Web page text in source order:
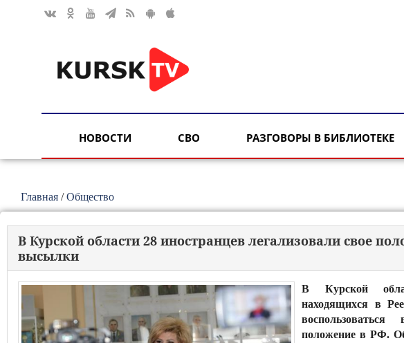
НОВОСТИ СВО РАЗГОВОРЫ В БИБЛИОТЕКЕ
Главная /Общество
В Курской области 28 иностранцев легализовали свое
высылки
В Курской
находящихся в
воспользоваться
положение в РФ.